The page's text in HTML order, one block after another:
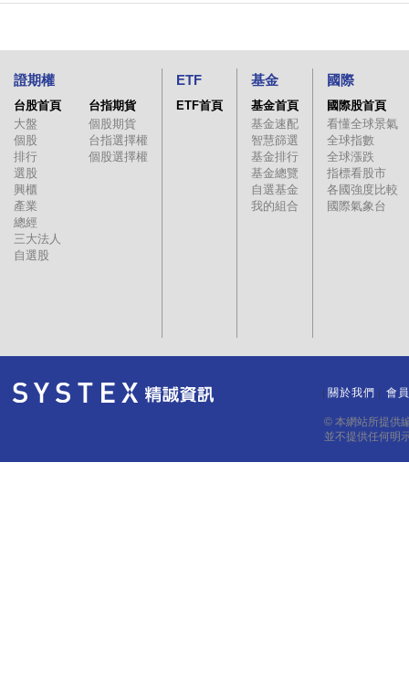
證期權
台股首頁
大盤
個股
排行
選股
興櫃
產業
總經
三大法人
自選股
台指期貨
個股期貨
台指選擇權
個股選擇權
ETF
ETF首頁
基金
基金首頁
基金速配
智慧篩選
基金排行
基金總覽
自選基金
我的組合
國際
國際股首頁
看懂全球景氣
全球指數
全球漲跌
指標看股市
各國強度比較
國際氣象台
關於我們 會
© 本網站所提供
並不提供任何明